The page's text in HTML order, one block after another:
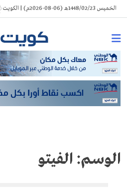
Skip
to
الخميس 1448/02/23هـ (06-08-2026م) | الكويت
الوسم: الفيتو